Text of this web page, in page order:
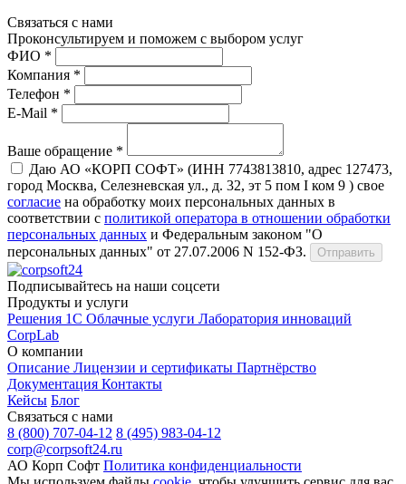
Связаться с нами
Проконсуль­тируем и поможем с выбором услуг
ФИО *
Компания *
Телефон *
E-Mail *
Ваше обращение *
Даю АО «КОРП СОФТ» (ИНН 7743813810, адрес 127473,
город Москва, Селезневская ул., д. 32, эт 5 пом I ком 9 ) свое
согласие на обработку моих персональных данных в
соответствии с политикой оператора в отношении обработки
персональных данных и Федеральным законом "О
персональных данных" от 27.07.2006 N 152-ФЗ.
Отправить
Подписывайтесь на наши соцсети
Продукты и услуги
Решения 1С Облачные услуги Лаборатория инноваций
CorpLab
О компании
Описание Лицензии и сертификаты Партнёрство
Документация Контакты
Кейсы Блог
Связаться с нами
8 (800) 707-04-12 8 (495) 983-04-12
corp@corpsoft24.ru
АО Корп Софт Политика конфиденциальности